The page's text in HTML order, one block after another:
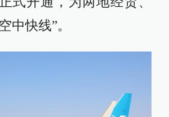
中快线”。